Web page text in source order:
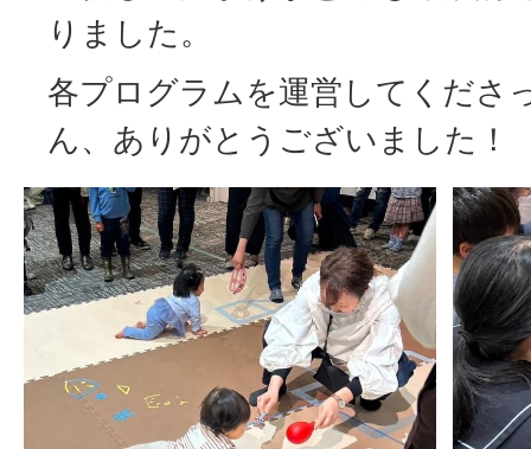
りました。
各プログラムを運営してくださ
ん、ありがとうございました！